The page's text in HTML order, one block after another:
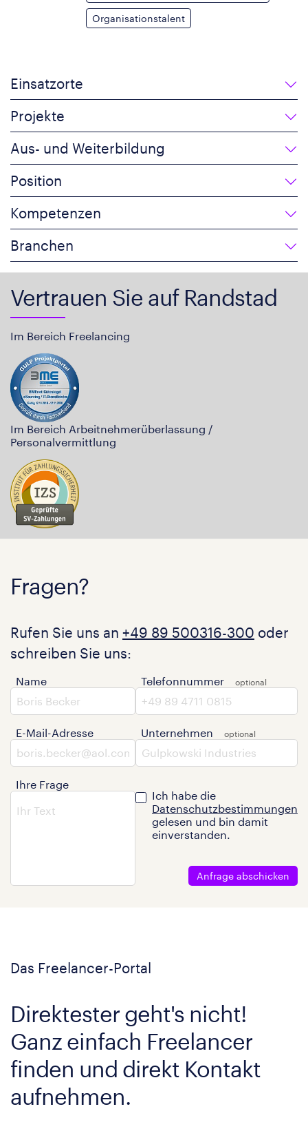
Organisationstalent
Einsatzorte
Projekte
Aus- und Weiterbildung
Position
Kompetenzen
Branchen
Vertrauen Sie auf Randstad
Im Bereich Freelancing
Im Bereich Arbeitnehmerüberlassung /
Personalvermittlung
Fragen?
Rufen Sie uns an +49 89 500316-300 oder
schreiben Sie uns:
Name
E-Mail-Adresse
Ihre Frage
Telefonnummer
Unternehmen
Ich habe die
Datenschutzbestimmungen
gelesen und bin damit
einverstanden.
Anfrage abschicken
Das Freelancer-Portal
Direktester geht's nicht!
Ganz einfach Freelancer
finden und direkt Kontakt
aufnehmen.